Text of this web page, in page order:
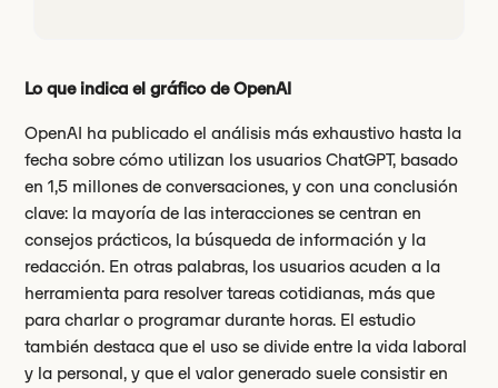
Lo que indica el gráfico de OpenAI
OpenAI ha publicado el análisis más exhaustivo hasta la
fecha sobre cómo utilizan los usuarios ChatGPT, basado
en 1,5 millones de conversaciones, y con una conclusión
clave: la mayoría de las interacciones se centran en
consejos prácticos, la búsqueda de información y la
redacción. En otras palabras, los usuarios acuden a la
herramienta para resolver tareas cotidianas, más que
para charlar o programar durante horas. El estudio
también destaca que el uso se divide entre la vida laboral
y la personal, y que el valor generado suele consistir en